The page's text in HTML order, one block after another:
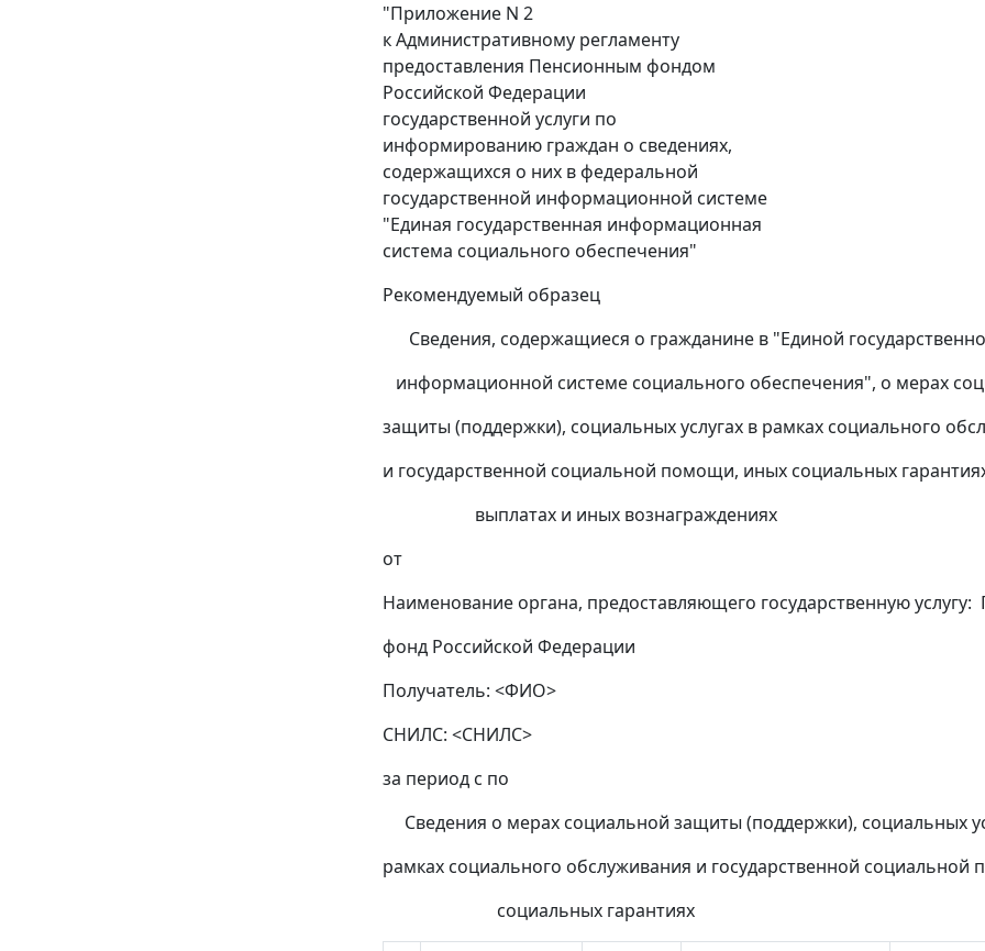
"Приложение N 2
к Административному регламенту
предоставления Пенсионным фондом
Российской Федерации
государственной услуги по
информированию граждан о сведениях,
содержащихся о них в федеральной
государственной информационной системе
"Единая государственная информационная
система социального обеспечения"
Рекомендуемый образец
Сведения, содержащиеся о гражданине в "Единой
информационной системе социального обеспечения", о мерах
защиты (поддержки), социальных услугах в рамках социального
и государственной социальной помощи, иных социальных
выплатах и иных вознаграждениях
от
Наименование органа, предоставляющего государственную
фонд Российской Федерации
Получатель: <ФИО>
СНИЛС: <СНИЛС>
за период с по
Сведения о мерах социальной защиты (поддержки), социальных
рамках социального обслуживания и государственной
социальных гарантиях